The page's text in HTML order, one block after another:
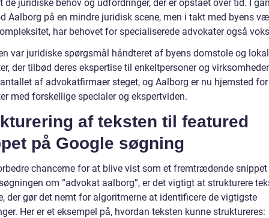
de juridiske behov og udfordringer, der er opstået over tid. I
Aalborg på en mindre juridisk scene, men i takt med byens
har behovet for specialiserede advokater også
var juridiske spørgsmål håndteret af byens domstole og
der tilbød deres ekspertise til enkeltpersoner og
af advokatfirmaer steget, og Aalborg er nu hjemsted for
med forskellige specialer og ekspertviden.
af teksten til featured
på Google søgning
chancerne for at blive vist som et fremtrædende
om “advokat aalborg”, er det vigtigt at strukturere
der gør det nemt for algoritmerne at identificere de vigtigste
Her er et eksempel på, hvordan teksten kunne struktureres: